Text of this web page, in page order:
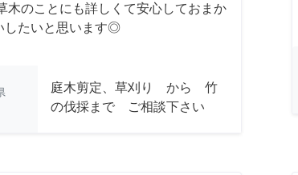
のことにも詳しくて安心しておまか
したいと思います◎
庭木剪定、草刈り から 竹
の伐採まで ご相談下さい